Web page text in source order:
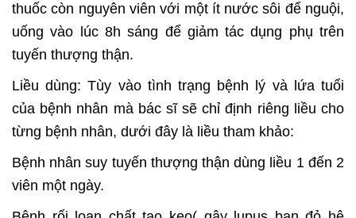
thuốc còn nguyên viên với một ít nước sôi để nguội,
uống vào lúc 8h sáng để giảm tác dụng phụ trên
tuyến thượng thận.
Liều dùng: Tùy vào tình trạng bệnh lý và lứa tuổi
của bệnh nhân mà bác sĩ sẽ chỉ định riêng liều cho
từng bệnh nhân, dưới đây là liều tham khảo:
Bệnh nhân suy tuyến thượng thận dùng liều 1 đến 2
viên một ngày.